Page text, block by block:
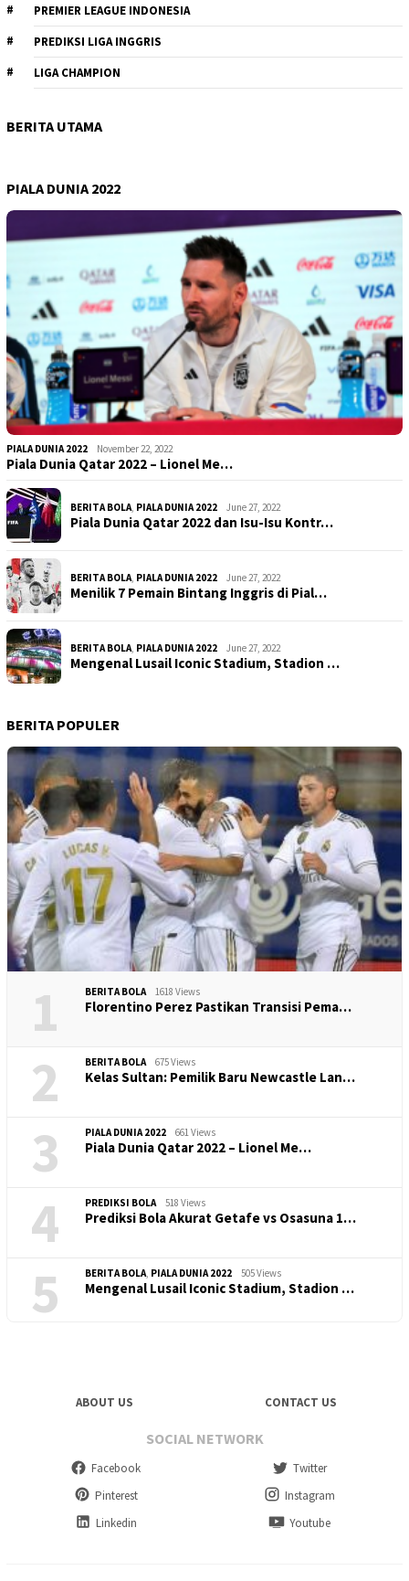
PREMIER LEAGUE INDONESIA
PREDIKSI LIGA INGGRIS
LIGA CHAMPION
BERITA UTAMA
PIALA DUNIA 2022
PIALA DUNIA 2022 November 22, 2022
Piala Dunia Qatar 2022 – Lionel Me…
BERITA BOLA, PIALA DUNIA 2022 June 27, 2022
Piala Dunia Qatar 2022 dan Isu-Isu Kontr…
BERITA BOLA, PIALA DUNIA 2022 June 27, 2022
Menilik 7 Pemain Bintang Inggris di Pial…
BERITA BOLA, PIALA DUNIA 2022 June 27, 2022
Mengenal Lusail Iconic Stadium, Stadion …
BERITA POPULER
1 BERITA BOLA 1618 Views
​Florentino Perez Pastikan Transisi Pema…
2 BERITA BOLA 675 Views
Kelas Sultan: Pemilik Baru Newcastle Lan…
3 PIALA DUNIA 2022 661 Views
Piala Dunia Qatar 2022 – Lionel Me…
4 PREDIKSI BOLA 518 Views
Prediksi Bola Akurat Getafe vs Osasuna 1…
5 BERITA BOLA, PIALA DUNIA 2022 505 Views
Mengenal Lusail Iconic Stadium, Stadion …
ABOUT US CONTACT US
SOCIAL NETWORK
Facebook
Twitter
Pinterest
Instagram
Linkedin
Youtube